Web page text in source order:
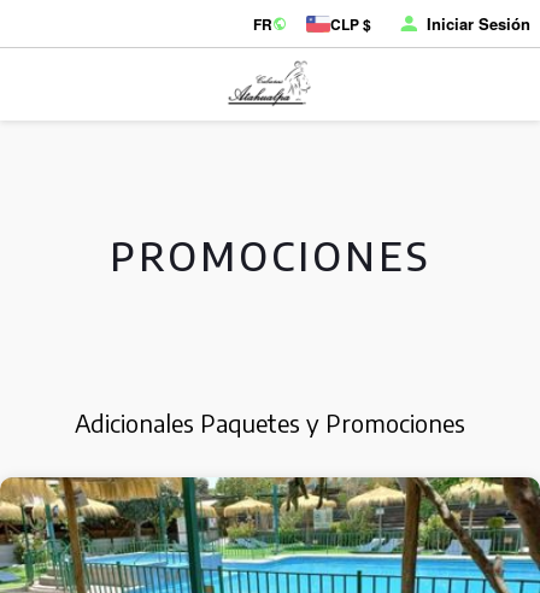
FR CLP $ Iniciar Sesión
PROMOCIONES
Adicionales Paquetes y Promociones